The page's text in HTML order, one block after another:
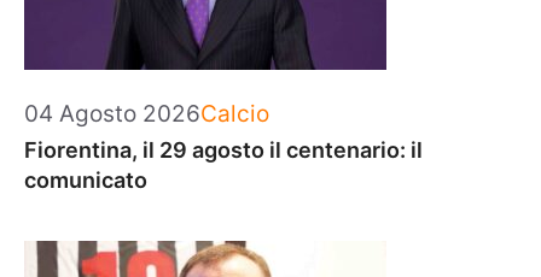
04 Agosto 2026Categorie
Calcio
Fiorentina, il 29 agosto il centenario: il
comunicato